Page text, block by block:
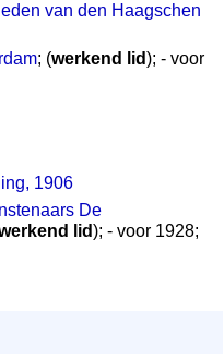
van den Haagschen
; (werkend lid); - voor
1906
De
lid); - voor 1928;